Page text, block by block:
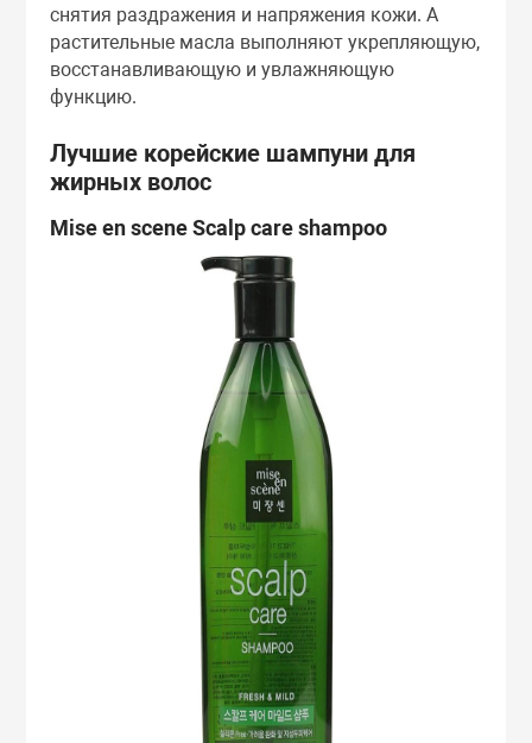
снятия раздражения и напряжения кожи. А
растительные масла выполняют укрепляющую,
восстанавливающую и увлажняющую
функцию.
Лучшие корейские шампуни для
жирных волос
Mise en scene Scalp care shampoo